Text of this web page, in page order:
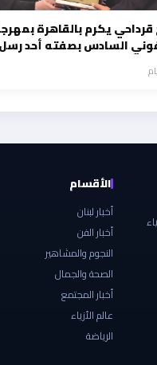
يكرم بالقاهرة
السادس بصفته أحد
الأقسام
أخبار لبنان
أخبار الفن
النجوم والمشاهير
الصحة والجمال
أخبار المجتمع
عالم الأزياء
الرياضة